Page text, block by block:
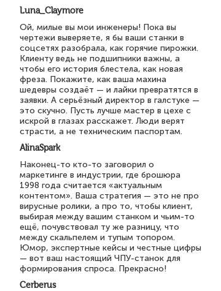
Luna_Claymore
Ой, милые вы мои инженеры! Пока вы
чертежи выверяете, я бы ваши станки в
соцсетях разобрала, как горячие пирожки.
Клиенту ведь не подшипники важны, а
чтобы его история блестела, как новая
фреза. Покажите, как ваша махина
шедевры создаёт — и лайки превратятся в
заявки. А серьёзный директор в галстуке —
это скучно. Пусть лучше мастер в цехе с
искрой в глазах расскажет. Люди верят
страсти, а не техническим паспортам.
AlinaSpark
Наконец-то кто-то заговорил о
маркетинге в индустрии, где брошюра
1998 года считается «актуальным
контентом». Ваша стратегия — это не про
вирусные ролики, а про то, чтобы клиент,
выбирая между вашим станком и чьим-то
ещё, почувствовал ту же разницу, что
между скальпелем и тупым топором.
Юмор, экспертные кейсы и честные цифры
— вот ваш настоящий ЧПУ-станок для
формирования спроса. Прекрасно!
Cerberus